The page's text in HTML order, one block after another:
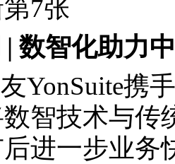
数智化助力
YonSuite携
智技术与传
进一步业务